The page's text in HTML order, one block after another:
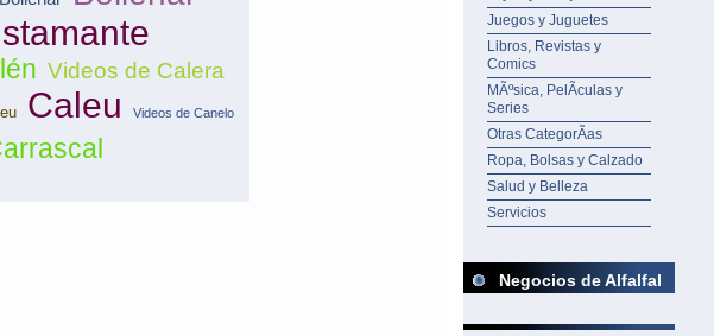
Videos de Calera
Caleu Videos de Canelo
Juegos y Juguetes
Libros, Revistas y
Comics
MÃºsica, PelÃ­culas y
Series
Otras CategorÃ­as
Ropa, Bolsas y Calzado
Salud y Belleza
Servicios
Negocios de Alfalfal